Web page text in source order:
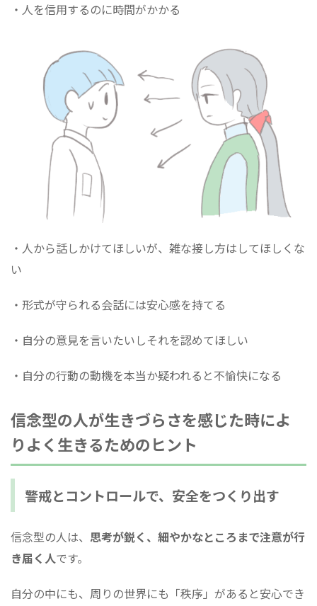
・人を信用するのに時間がかかる
・人から話しかけてほしいが、雑な接し方はしてほしくな
い
・形式が守られる会話には安心感を持てる
・自分の意見を言いたいしそれを認めてほしい
・自分の行動の動機を本当か疑われると不愉快になる
信念型の人が生きづらさを感じた時によ
りよく生きるためのヒント
警戒とコントロールで、安全をつくり出す
信念型の人は、 思考が鋭く、細やかなところまで注意が行
き届く人です。
自分の中にも、周りの世界にも「秩序」があると安心でき